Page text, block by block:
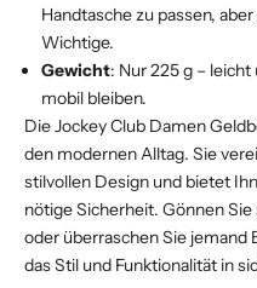
Handtasche zu passen,
Wichtige.
Gewicht: Nur 225 g –
mobil bleiben.
Die Jockey Club Damen
den modernen Alltag. Sie
stilvollen Design und bietet
nötige Sicherheit. Gönnen
oder überraschen Sie
das Stil und Funktionalität in